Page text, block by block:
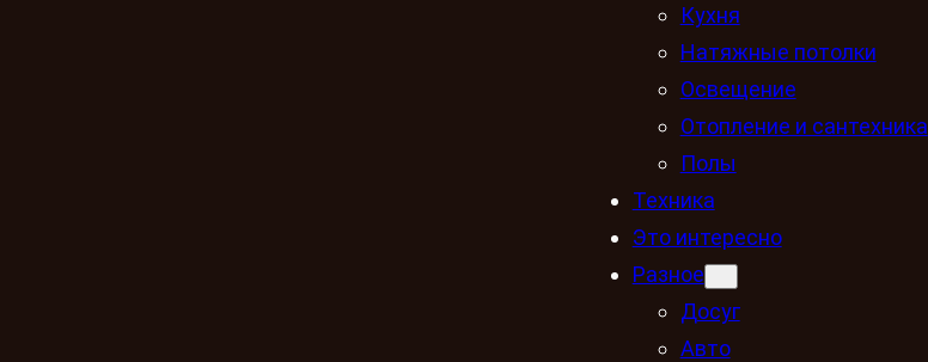
Кухня
Натяжные потолки
Освещение
Отопление и сантехника
Полы
Техника
Это интересно
Разное
Досуг
Авто